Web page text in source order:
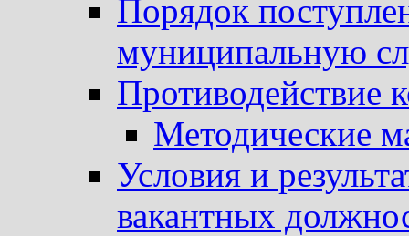
Порядок
муниципальную
Противодействие
Методические
Условия и
вакантных